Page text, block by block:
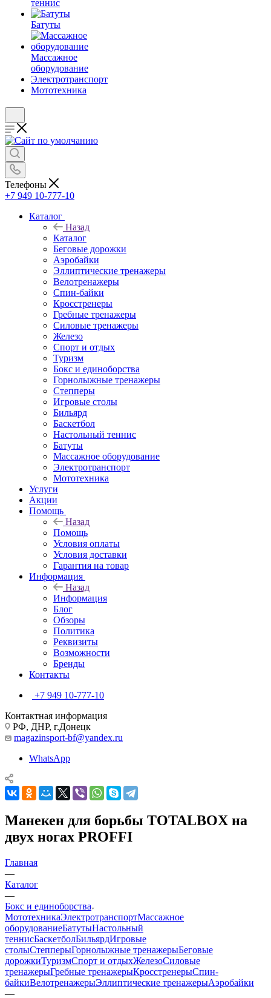
теннис
Батуты
Массажное
оборудование
Электротранспорт
Мототехника
Телефоны
+7 949 10-777-10
Каталог
Назад
Каталог
Беговые дорожки
Аэробайки
Эллиптические тренажеры
Велотренажеры
Спин-байки
Кросстренеры
Гребные тренажеры
Силовые тренажеры
Железо
Спорт и отдых
Туризм
Бокс и единоборства
Горнолыжные тренажеры
Степперы
Игровые столы
Бильярд
Баскетбол
Настольный теннис
Батуты
Массажное оборудование
Электротранспорт
Мототехника
Услуги
Акции
Помощь
Назад
Помощь
Условия оплаты
Условия доставки
Гарантия на товар
Информация
Назад
Информация
Блог
Обзоры
Политика
Реквизиты
Возможности
Бренды
Контакты
+7 949 10-777-10
Контактная информация
РФ, ДНР, г.Донецк
magazinsport-bf@yandex.ru
WhatsApp
Манекен для борьбы TOTALBOX на
двух ногах PROFFI
Главная
—
Каталог
—
Бокс и единоборства
МототехникаЭлектротранспортМассажное
оборудованиеБатутыНастольный
теннисБаскетболБильярдИгровые
столыСтепперыГорнолыжные тренажерыБеговые
дорожкиТуризмСпорт и отдыхЖелезоСиловые
тренажерыГребные тренажерыКросстренерыСпин-
байкиВелотренажерыЭллиптические тренажерыАэробайки
—